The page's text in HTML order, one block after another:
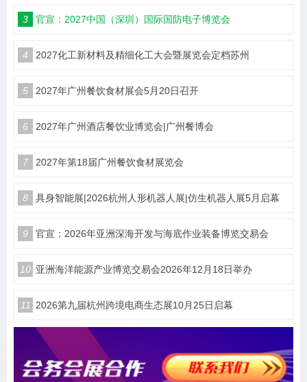
3 官宣：2027中国（深圳）国际国防电子博览会
4 2027化工新材料及精细化工大会暨展览会定档苏州
5 2027年广州餐饮食材展会5月20日召开
6 2027年广州酒店餐饮业博览会|广州餐博会
7 2027年第18届广州餐饮食材展览会
8 具身智能展|2026杭州人形机器人展|仿生机器人展5月启幕
9 官宣：2026年亚洲深海开发与海底作业装备博览交易会
10 亚洲海洋能源产业博览交易会2026年12月18日举办
11 2026第九届杭州跨境电商生态展10月25日启幕